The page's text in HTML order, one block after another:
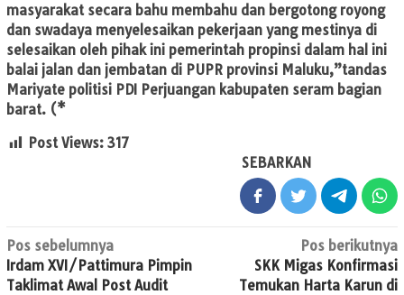
masyarakat secara bahu membahu dan bergotong royong
dan swadaya menyelesaikan pekerjaan yang mestinya di
selesaikan oleh pihak ini pemerintah propinsi dalam hal ini
balai jalan dan jembatan di PUPR provinsi Maluku,”tandas
Mariyate politisi PDI Perjuangan kabupaten seram bagian
barat. (*
Post Views: 317
SEBARKAN
Navigasi
pos
Pos sebelumnya
Irdam XVI/Pattimura Pimpin
Taklimat Awal Post Audit
Pos berikutnya
SKK Migas Konfirmasi
Temukan Harta Karun di